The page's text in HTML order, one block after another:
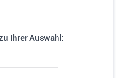
Ihrer Auswahl: